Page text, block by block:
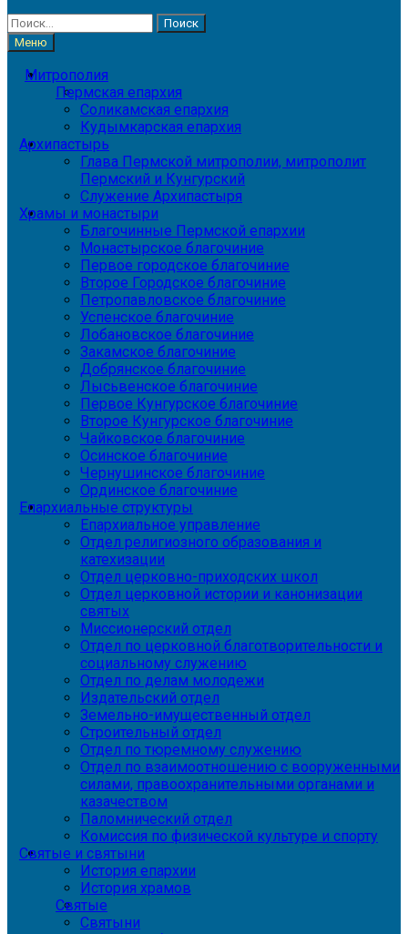
Найти:
Меню
Митрополия
Пермская епархия
Соликамская епархия
Кудымкарская епархия
Архипастырь
Глава Пермской митрополии, митрополит
Пермский и Кунгурский
Служение Архипастыря
Храмы и монастыри
Благочинные Пермской епархии
Монастырское благочиние
Первое городское благочиние
Второе Городское благочиние
Петропавловское благочиние
Успенское благочиние
Лобановское благочиние
Закамское благочиние
Добрянское благочиние
Лысьвенское благочиние
Первое Кунгурское благочиние
Второе Кунгурское благочиние
Чайковское благочиние
Осинское благочиние
Чернушинское благочиние
Ординское благочиние
Епархиальные структуры
Епархиальное управление
Отдел религиозного образования и
катехизации
Отдел церковно-приходских школ
Отдел церковной истории и канонизации
святых
Миссионерский отдел
Отдел по церковной благотворительности и
социальному служению
Отдел по делам молодежи
Издательский отдел
Земельно-имущественный отдел
Строительный отдел
Отдел по тюремному служению
Отдел по взаимоотношению с вооруженными
силами, правоохранительными органами и
казачеством
Паломнический отдел
Комиссия по физической культуре и спорту
Святые и святыни
История епархии
История храмов
Святые
Святыни